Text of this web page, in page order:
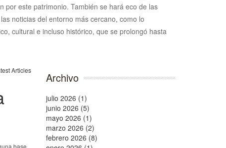
por este patrimonio. También se hará eco de las
noticias del entorno más cercano, como lo
cultural e incluso histórico, que se prolongó hasta
base
Archivo
julio 2026 (1)
junio 2026 (5)
mayo 2026 (1)
marzo 2026 (2)
febrero 2026 (8)